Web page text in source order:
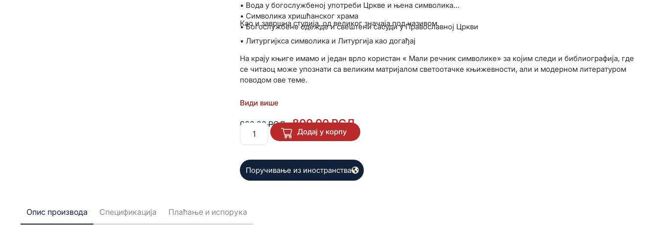
• Вода у богослужбеној употреби Цркве и њена символика
• Символика хришћанског храма
• Богослужбене одежде и свештени сасуди у Православној Цркви
Као и завршна студија, од великог значаја под називом
• Литургијкса символика и Литургија као догађај
На крају књиге имамо и један врло користан « Мали речник символике» за којим следи и библиографија, где
се читаоц може упознати са великим матријалом светоотачке књижевности, али и модерном литературом
поводом ове теме.
Види више
980,00РСД 800,00РСД
Додај у корпу
Поручивање из иностранства
Опис производа Спецификација Плаћање и испорука